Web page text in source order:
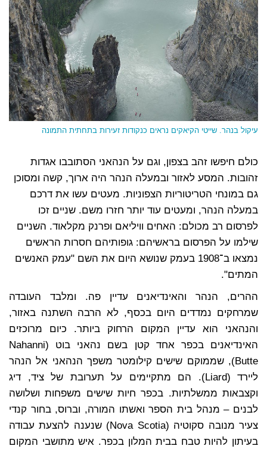
עיקול בנהר. שייטי הקיאקים נראים כנקודות זעירות בתחתית התמונה
כולם חיפשו זהב בצפון, וגם על הנהאני הסתובבו אגדות
זהובות. המסע לאזור ובמעלה הנהר היה ארוך, קשה ומסוכן
גם במונחי הטריטוריות הצפוניות. מעטים עשו את דרכם
במעלה הנהר, ומעטים עוד יותר חזרו משם. שניים זכו
לפרסום רב מכולם: האחים וויליאם ופרנק מקלאוד. השניים
שילמו על הפרסום בראשיהם: גופותיהם חסרות הראשים
נמצאו ב־1908 בעמק שנושא היום את השם "עמק האנשים
המתים".
ההרים, הנהר והאינדיאנים עדיין פה. ומלבד העובדה
שמרחקים נמדדים היום בכסף, לא הרבה השתנה באזור,
והנהאני הוא עדיין המקום הרחוק ביותר. כיום מרוכזים
האינדיאנים בכפר אחד קטן בשם נהאני בוט (Nahanni
Butte), שממוקם שישים קילומטר משפך הנהאני אל הנהר
ליירד (Liard). הם מתקיימים על תערובת של ציד, דיג
וקצבאות ממשלתיות. בכפר חיות שישים משפחות ושלושה
לבנים – מנהל בית הספר ואשתו המורה, וברוס, בחור קנדי
צעיר מנובה סקוטיה (Nova Scotia) שנענה להצעת עבודה
בעיתון להיות טבח בבית המלון בכפר. איש מתושבי המקום